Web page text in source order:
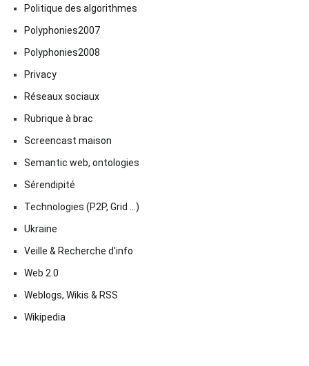
Politique des algorithmes
Polyphonies2007
Polyphonies2008
Privacy
Réseaux sociaux
Rubrique à brac
Screencast maison
Semantic web, ontologies
Sérendipité
Technologies (P2P, Grid …)
Ukraine
Veille & Recherche d'info
Web 2.0
Weblogs, Wikis & RSS
Wikipedia